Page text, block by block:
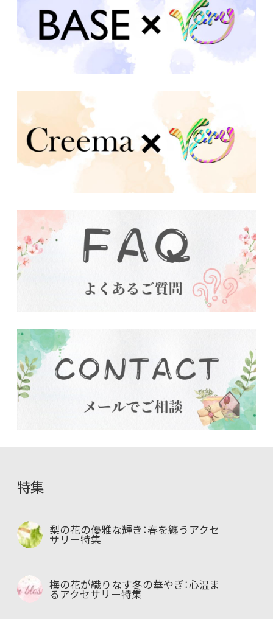
特集
梨の花の優雅な輝き：春を纏うアクセ
サリー特集
梅の花が織りなす冬の華やぎ：心温ま
るアクセサリー特集